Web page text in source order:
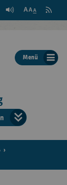
der
Seite
Feed
Menü
der